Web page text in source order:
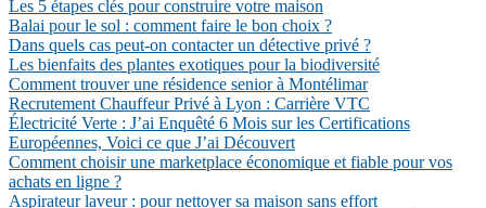
Les 5 étapes clés pour construire votre maison
Balai pour le sol : comment faire le bon choix ?
Dans quels cas peut-on contacter un détective privé ?
Les bienfaits des plantes exotiques pour la biodiversité
Comment trouver une résidence senior à Montélimar
Recrutement Chauffeur Privé à Lyon : Carrière VTC
Électricité Verte : J’ai Enquêté 6 Mois sur les Certifications
Européennes, Voici ce que J’ai Découvert
Comment choisir une marketplace économique et fiable pour vos
achats en ligne ?
Aspirateur laveur : pour nettoyer sa maison sans effort